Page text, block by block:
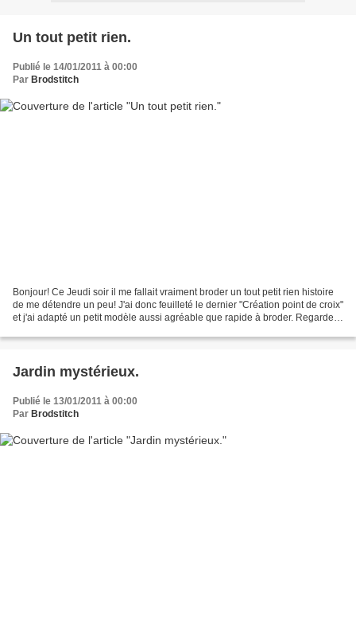
Un tout petit rien.
Publié le 14/01/2011 à 00:00
Par Brodstitch
Bonjour! Ce Jeudi soir il me fallait vraiment broder un tout petit rien histoire
de me détendre un peu! J'ai donc feuilleté le dernier "Création point de croix"
et j'ai adapté un petit modèle aussi agréable que rapide à broder. Regardez:
Jardin mystérieux.
Publié le 13/01/2011 à 00:00
Par Brodstitch